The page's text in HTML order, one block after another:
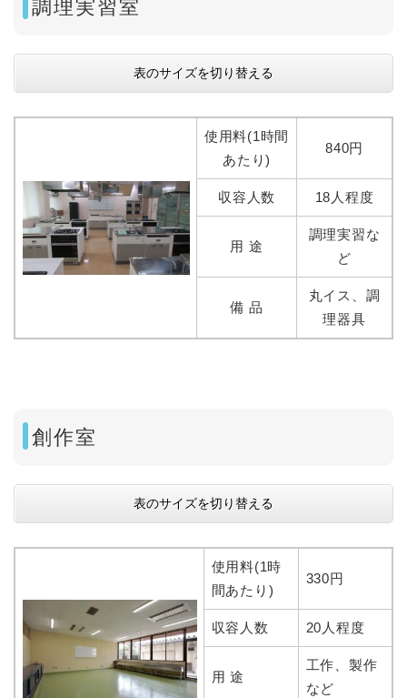
調理実習室
表のサイズを切り替える
使用料(1時間
あたり)
840円
収容人数 18人程度
用 途
調理実習な
ど
備 品
丸イス、調
理器具
創作室
表のサイズを切り替える
使用料(1時
間あたり)
330円
収容人数 20人程度
用 途
工作、製作
など